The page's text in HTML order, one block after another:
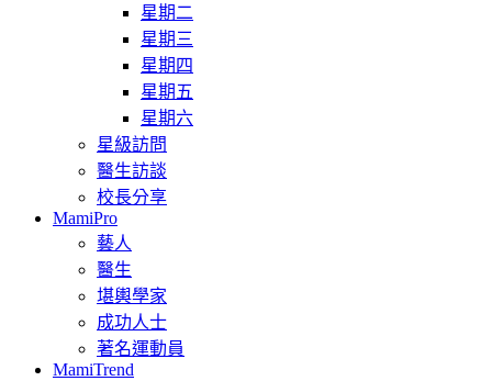
星期二
星期三
星期四
星期五
星期六
星級訪問
醫生訪談
校長分享
MamiPro
藝人
醫生
堪輿學家
成功人士
著名運動員
MamiTrend